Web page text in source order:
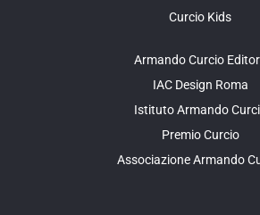
Curcio Kids
Armando Curcio
IAC Design Roma
Istituto Armando
Premio Curcio
Associazione Armando